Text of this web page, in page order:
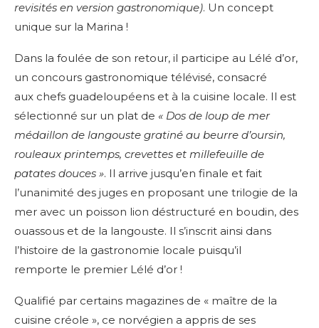
revisités en version gastronomique). Un concept
unique sur la Marina !
Dans la foulée de son retour, il participe au Lélé d’or,
un concours gastronomique télévisé, consacré
aux chefs guadeloupéens et à la cuisine locale. Il est
sélectionné sur un plat de « Dos de loup de mer
médaillon de langouste gratiné au beurre d’oursin,
rouleaux printemps, crevettes et millefeuille de
patates douces ». Il arrive jusqu’en finale et fait
l’unanimité des juges en proposant une trilogie de la
mer avec un poisson lion déstructuré en boudin, des
ouassous et de la langouste. Il s’inscrit ainsi dans
l’histoire de la gastronomie locale puisqu’il
remporte le premier Lélé d’or !
Qualifié par certains magazines de « maître de la
cuisine créole », ce norvégien a appris de ses